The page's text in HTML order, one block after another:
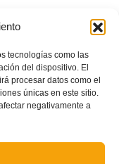
tecnologías como las
del dispositivo. El
procesar datos como el
únicas en este sitio.
negativamente a
de Lliga
2027